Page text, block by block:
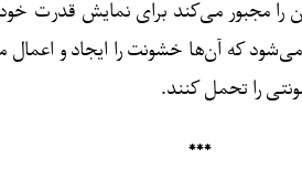
را مجبور می‌کند برای نمایش قدرت
می‌شود که آن‌ها خشونت را ایجاد و
را تحمل کنند.
***